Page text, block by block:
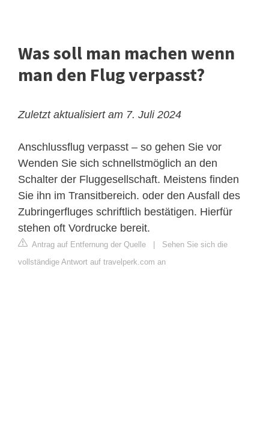
Was soll man machen wenn
man den Flug verpasst?
Zuletzt aktualisiert am 7. Juli 2024
Anschlussflug verpasst – so gehen Sie vor
Wenden Sie sich schnellstmöglich an den
Schalter der Fluggesellschaft. Meistens finden
Sie ihn im Transitbereich. oder den Ausfall des
Zubringerfluges schriftlich bestätigen. Hierfür
stehen oft Vordrucke bereit.
Antrag auf Entfernung der Quelle
Sehen Sie sich die
vollständige Antwort auf travelperk.com an